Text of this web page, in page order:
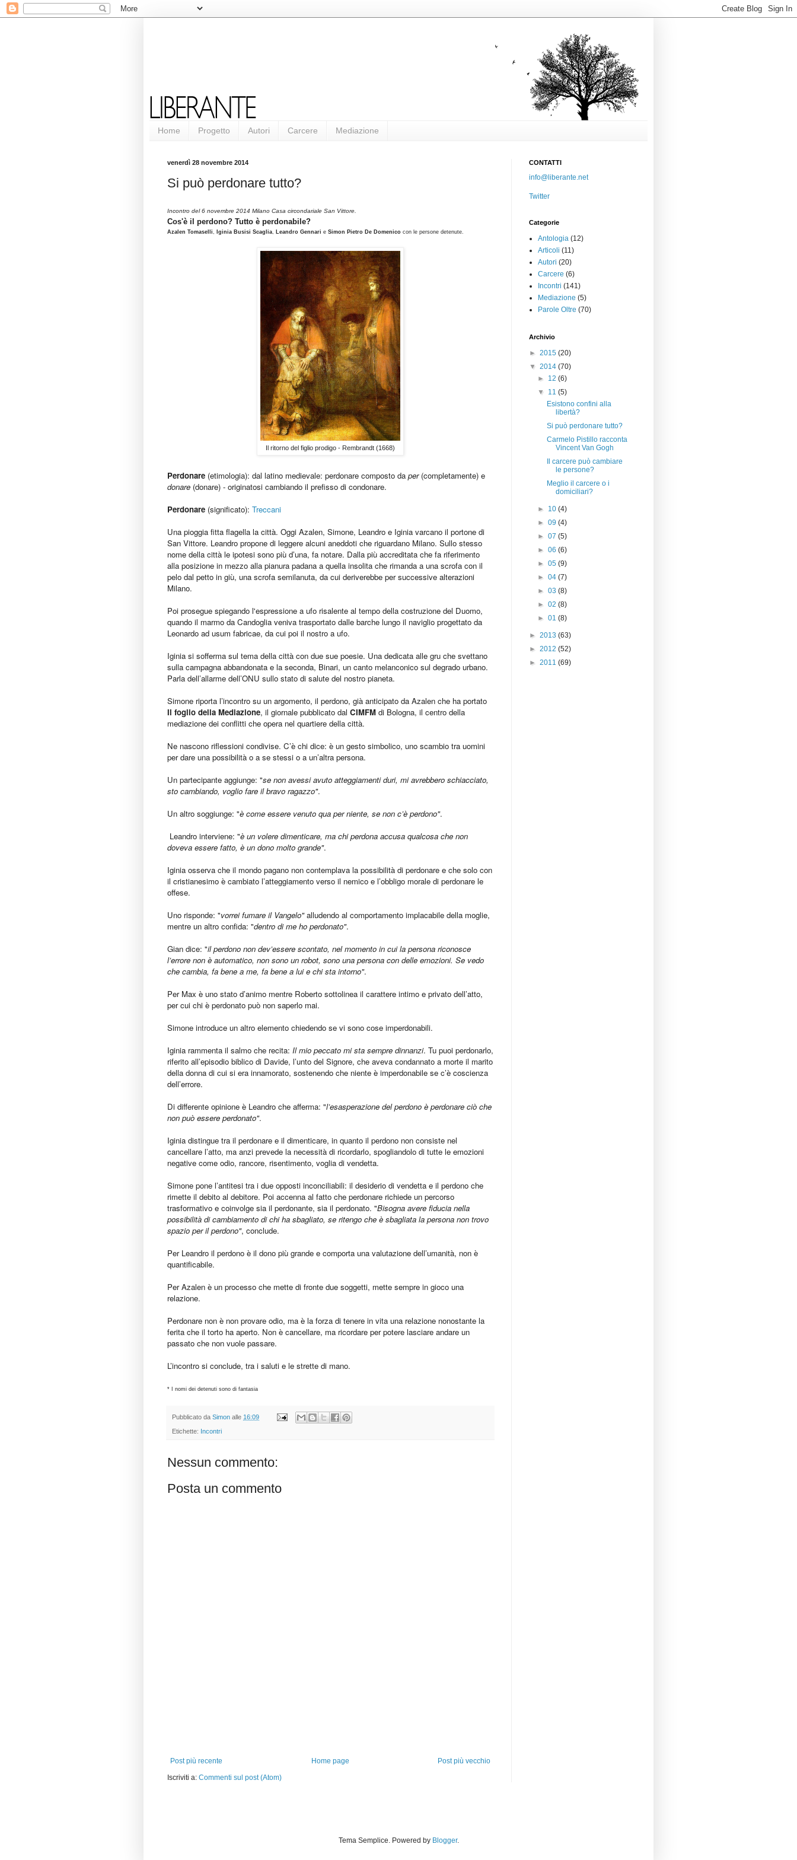
Home Progetto Autori Carcere Mediazione
venerdì 28 novembre 2014
Si può perdonare tutto?
Incontro del 6 novembre 2014 Milano Casa circondariale San Vittore.
Cos'è il perdono? Tutto è perdonabile?
Azalen Tomaselli Iginia Busisi Scaglia Leandro Gennari e Simon Pietro De Domenico con le persone detenute.
Il ritorno del figlio prodigo - Rembrandt (1668)
Perdonare (etimologia): dal latino medievale: perdonare composto da per(completamente) e
donare (donare) - originatosi cambiando il prefisso di condonare.
Perdonare (significato): Treccani
Una pioggia fitta flagella la città. Oggi Azalen, Simone, Leandro e Iginia varcano il portone di
San Vittore. Leandro propone di leggere alcuni aneddoti che riguardano Milano. Sullo stesso
nome della città le ipotesi sono più d’una, fa notare. Dalla più accreditata che fa riferimento
alla posizione in mezzo alla pianura padana a quella insolita che rimanda a una scrofa con il
pelo dal petto in giù, una scrofa semilanuta, da cui deriverebbe per successive alterazioni
Milano.
Poi prosegue spiegando l'espressione a ufo risalente al tempo della costruzione del Duomo,
quando il marmo da Candoglia veniva trasportato dalle barche lungo il naviglio progettato da
Leonardo ad usum fabricae, da cui poi il nostro a ufo.
Iginia si sofferma sul tema della città con due sue poesie. Una dedicata alle gru che svettano
sulla campagna abbandonata e la seconda, Binari, un canto melanconico sul degrado urbano.
Parla dell’allarme dell’ONU sullo stato di salute del nostro pianeta.
Simone riporta l’incontro su un argomento, il perdono, già anticipato da Azalen che ha portato
Il foglio della Mediazione, il giornale pubblicato dal CIMFM di Bologna, il centro della
mediazione dei conflitti che opera nel quartiere della città.
Ne nascono riflessioni condivise. C’è chi dice: è un gesto simbolico, uno scambio tra uomini
per dare una possibilità o a se stessi o a un’altra persona.
Un partecipante aggiunge: "se non avessi avuto atteggiamenti duri, mi avrebbero schiacciato,
sto cambiando, voglio fare il bravo ragazzo".
Un altro soggiunge: "è come essere venuto qua per niente, se non c’è perdono".
Leandro interviene: "è un volere dimenticare, ma chi perdona accusa qualcosa che non
doveva essere fatto, è un dono molto grande".
Iginia osserva che il mondo pagano non contemplava la possibilità di perdonare e che solo con
il cristianesimo è cambiato l’atteggiamento verso il nemico e l’obbligo morale di perdonare le
offese.
Uno risponde: "vorrei fumare il Vangelo"alludendo al comportamento implacabile della moglie,
mentre un altro confida: "dentro di me ho perdonato".
Gian dice: "il perdono non dev’essere scontato, nel momento in cui la persona riconosce
l’errore non è automatico, non sono un robot, sono una persona con delle emozioni. Se vedo
che cambia, fa bene a me, fa bene a lui e chi sta intorno".
Per Max è uno stato d’animo mentre Roberto sottolinea il carattere intimo e privato dell’atto,
per cui chi è perdonato può non saperlo mai.
Simone introduce un altro elemento chiedendo se vi sono cose imperdonabili.
Iginia rammenta il salmo che recita: Il mio peccato mi sta sempre dinnanzi. Tu puoi perdonarlo,
riferito all’episodio biblico di Davide, l’unto del Signore, che aveva condannato a morte il marito
della donna di cui si era innamorato, sostenendo che niente è imperdonabile se c’è coscienza
dell’errore.
Di differente opinione è Leandro che afferma: "l’esasperazione del perdono è perdonare ciò che
non può essere perdonato".
Iginia distingue tra il perdonare e il dimenticare, in quanto il perdono non consiste nel
cancellare l’atto, ma anzi prevede la necessità di ricordarlo, spogliandolo di tutte le emozioni
negative come odio, rancore, risentimento, voglia di vendetta.
Simone pone l’antitesi tra i due opposti inconciliabili: il desiderio di vendetta e il perdono che
rimette il debito al debitore. Poi accenna al fatto che perdonare richiede un percorso
trasformativo e coinvolge sia il perdonante, sia il perdonato. "Bisogna avere fiducia nella
possibilità di cambiamento di chi ha sbagliato, se ritengo che è sbagliata la persona non trovo
spazio per il perdono", conclude.
Per Leandro il perdono è il dono più grande e comporta una valutazione dell’umanità, non è
quantificabile.
Per Azalen è un processo che mette di fronte due soggetti, mette sempre in gioco una
relazione.
Perdonare non è non provare odio, ma è la forza di tenere in vita una relazione nonostante la
ferita che il torto ha aperto. Non è cancellare, ma ricordare per potere lasciare andare un
passato che non vuole passare.
L’incontro si conclude, tra i saluti e le strette di mano.
* I nomi dei detenuti sono di fantasia
Pubblicato da Simon alle 16:09
Etichette: Incontri
Nessun commento:
Posta un commento
Post più recente Post più vecchio
Home page
Iscriviti a: Commenti sul post (Atom)
CONTATTI
info@liberante.net
Twitter
Categorie
Antologia (12)
Articoli (11)
Autori (20)
Carcere (6)
Incontri (141)
Mediazione (5)
Parole Oltre (70)
Archivio
► 2015 (20)
▼ 2014 (70)
► 12(6)
▼ 11(5)
Esistono confini alla
libertà?
Si può perdonare tutto?
Carmelo Pistillo racconta
Vincent Van Gogh
Il carcere può cambiare
le persone?
Meglio il carcere o i
domiciliari?
► 10(4)
►09(4)
►07(5)
►06(6)
►05(9)
►04(7)
►03(8)
►02(8)
►01(8)
► 2013 (63)
► 2012 (52)
► 2011 (69)
Tema Semplice. Powered by Blogger.